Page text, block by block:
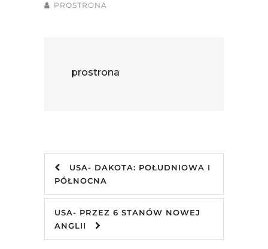
PROSTRONA
prostrona
USA- DAKOTA: POŁUDNIOWA I
PÓŁNOCNA
USA- PRZEZ 6 STANÓW NOWEJ
ANGLII